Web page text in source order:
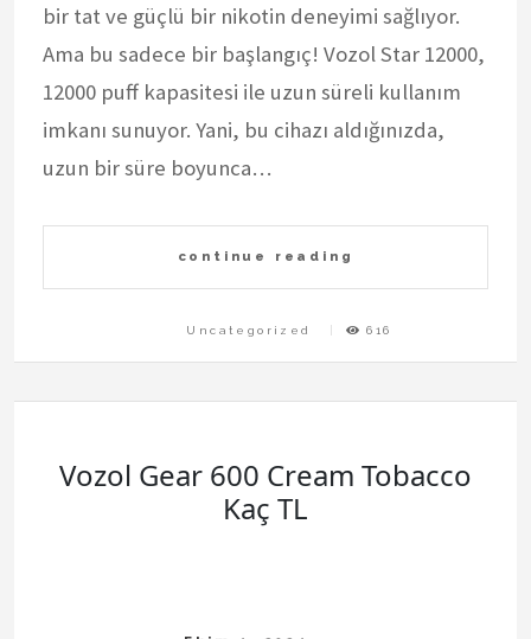
bir tat ve güçlü bir nikotin deneyimi sağlıyor.
Ama bu sadece bir başlangıç! Vozol Star 12000,
12000 puff kapasitesi ile uzun süreli kullanım
imkanı sunuyor. Yani, bu cihazı aldığınızda,
uzun bir süre boyunca…
continue reading
Uncategorized 616
Vozol Gear 600 Cream Tobacco
Kaç TL